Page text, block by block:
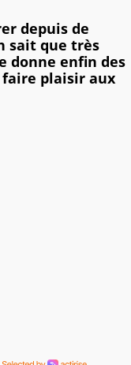
depuis de
sait que très
donne enfin des
faire plaisir aux